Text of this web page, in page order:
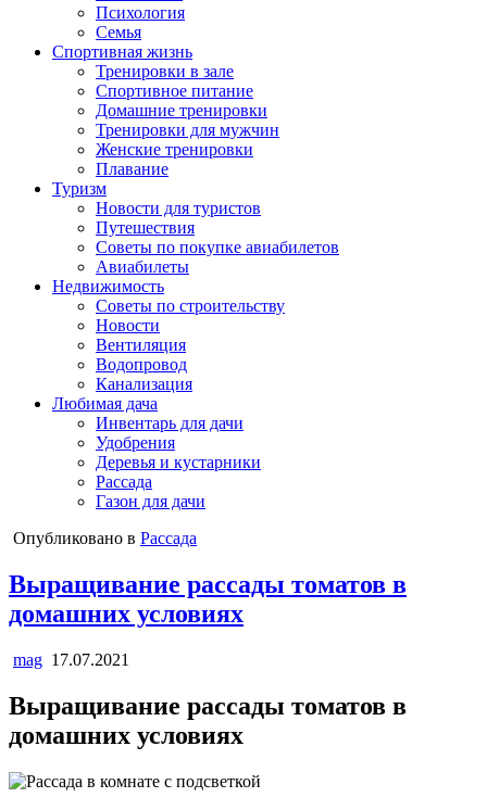
Психология
Семья
Спортивная жизнь
Тренировки в зале
Спортивное питание
Домашние тренировки
Тренировки для мужчин
Женские тренировки
Плавание
Туризм
Новости для туристов
Путешествия
Советы по покупке авиабилетов
Авиабилеты
Недвижимость
Советы по строительству
Новости
Вентиляция
Водопровод
Канализация
Любимая дача
Инвентарь для дачи
Удобрения
Деревья и кустарники
Рассада
Газон для дачи
Опубликовано в Рассада
Выращивание рассады томатов в
домашних условиях
mag 17.07.2021
Выращивание рассады томатов в
домашних условиях